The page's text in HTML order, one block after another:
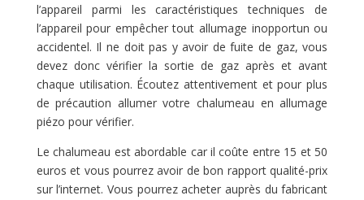
l’appareil parmi les caractéristiques techniques de
l’appareil pour empêcher tout allumage inopportun ou
accidentel. Il ne doit pas y avoir de fuite de gaz, vous
devez donc vérifier la sortie de gaz après et avant
chaque utilisation. Écoutez attentivement et pour plus
de précaution allumer votre chalumeau en allumage
piézo pour vérifier.
Le chalumeau est abordable car il coûte entre 15 et 50
euros et vous pourrez avoir de bon rapport qualité-prix
sur l’internet. Vous pourrez acheter auprès du fabricant